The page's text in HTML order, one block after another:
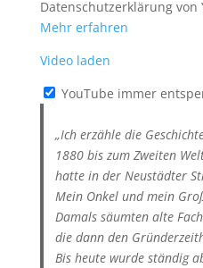
Datenschutzerklärung von
Mehr erfahren
Video laden
YouTube immer
„Ich erzähle die
1880 bis zum Zweiten
hatte in der Neustädter
Mein Onkel und mein
Damals säumten alte
die dann den
Bis heute wurde ständig